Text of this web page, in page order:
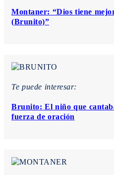
Montaner: “Dios tiene
(Brunito)”
Te puede interesar:
Brunito: El niño que
fuerza de oración